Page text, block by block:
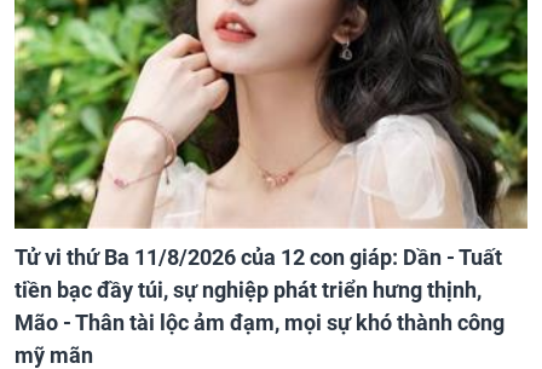
Tử vi thứ Ba 11/8/2026 của 12 con giáp: Dần - Tuất
tiền bạc đầy túi, sự nghiệp phát triển hưng thịnh,
Mão - Thân tài lộc ảm đạm, mọi sự khó thành công
mỹ mãn